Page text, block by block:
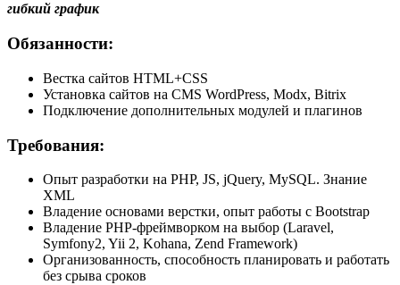
гибкий график
Обязанности:
Вестка сайтов HTML+CSS
Установка сайтов на CMS WordPress, Modx, Bitrix
Подключение дополнительных модулей и плагинов
Требования:
Опыт разработки на PHP, JS, jQuery, MySQL. Знание
XML
Владение основами верстки, опыт работы с Bootstrap
Владение PHP-фреймворком на выбор (Laravel,
Symfony2, Yii 2, Kohana, Zend Framework)
Организованность, способность планировать и работать
без срыва сроков